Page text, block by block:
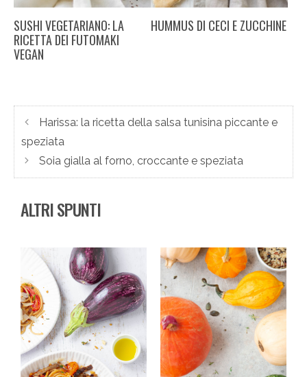
SUSHI VEGETARIANO: LA
RICETTA DEI FUTOMAKI
VEGAN
HUMMUS DI CECI E ZUCCHINE
Harissa: la ricetta della salsa tunisina piccante e
speziata
Soia gialla al forno, croccante e speziata
ALTRI SPUNTI